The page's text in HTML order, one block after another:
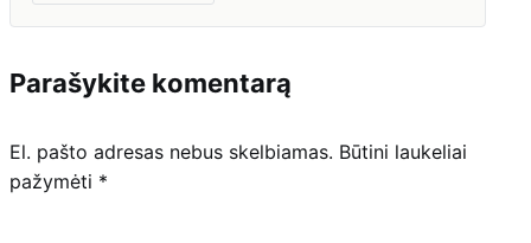
Parašykite komentarą
El. pašto adresas nebus skelbiamas. Būtini laukeliai
pažymėti *